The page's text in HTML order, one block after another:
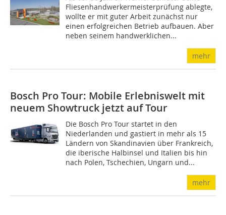
Fliesenhandwerkermeisterprüfung ablegte,
wollte er mit guter Arbeit zunächst nur
einen erfolgreichen Betrieb aufbauen. Aber
neben seinem handwerklichen...
mehr
Bosch Pro Tour: Mobile Erlebniswelt mit
neuem Showtruck jetzt auf Tour
Die Bosch Pro Tour startet in den
Niederlanden und gastiert in mehr als 15
Ländern von Skandinavien über Frankreich,
die iberische Halbinsel und Italien bis hin
nach Polen, Tschechien, Ungarn und...
mehr